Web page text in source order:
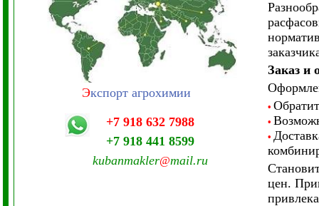
Экспорт агрохимии
+7 918 632 7988
+7 918 441 8599
kubanmakler@mail.ru
Заказ и
•
•
•
цен.